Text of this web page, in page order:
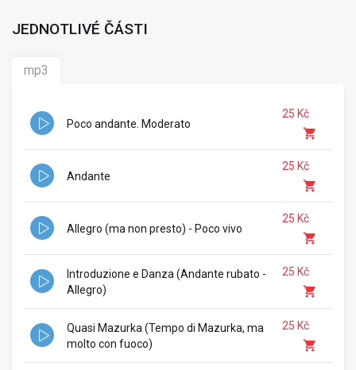
JEDNOTLIVÉ ČÁSTI
mp3
Poco andante. Moderato
25 Kč
Andante
25 Kč
Allegro (ma non presto) - Poco vivo
25 Kč
Introduzione e Danza (Andante rubato -
Allegro)
25 Kč
Quasi Mazurka (Tempo di Mazurka, ma
molto con fuoco)
25 Kč